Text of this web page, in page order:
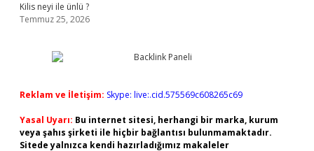
Kilis neyi ile ünlü ?
Temmuz 25, 2026
Reklam ve İletişim: Skype: live:.cid.575569c608265c69
Yasal Uyarı: Bu internet sitesi, herhangi bir marka, kurum
veya şahıs şirketi ile hiçbir bağlantısı bulunmamaktadır.
Sitede yalnızca kendi hazırladığımız makaleler